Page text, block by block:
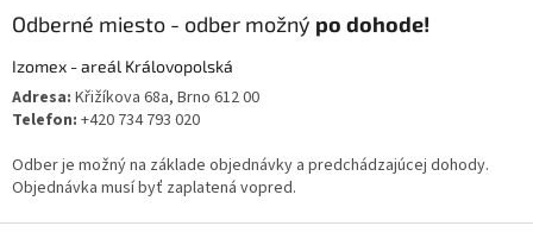
Odberné miesto - odber možný po dohode!
Izomex - areál Královopolská
Adresa: Křižíkova 68a, Brno 612 00
Telefon: +420 734 793 020
Odber je možný na základe objednávky a predchádzajúcej dohody.
Objednávka musí byť zaplatená vopred.